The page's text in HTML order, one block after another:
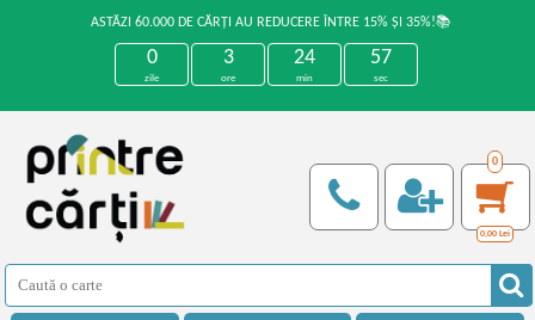
ASTĂZI 60.000 DE CĂRȚI AU REDUCERE ÎNTRE 15% ȘI 35%!📚
0
zile
3
ore
24
min
57
sec
0
0,00 Lei